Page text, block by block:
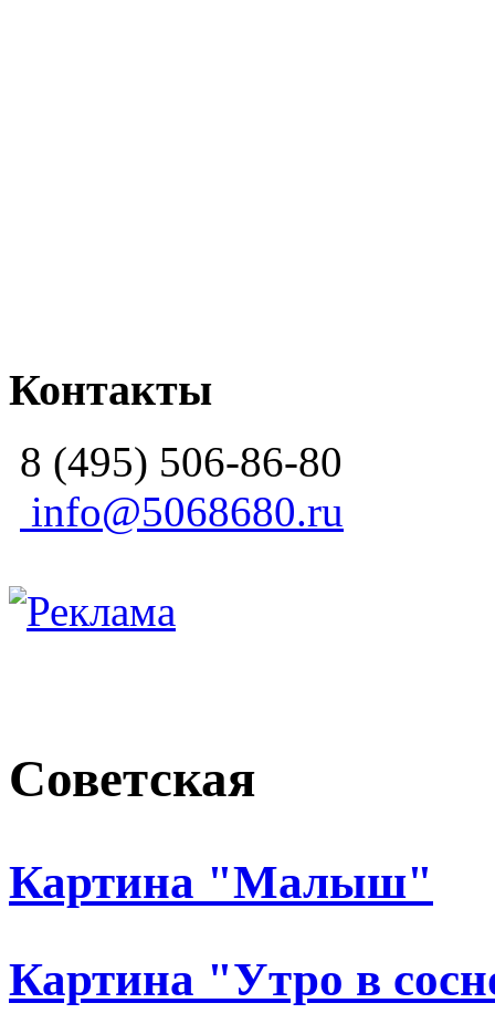
Контакты
8 (495) 506-86-80
info@5068680.ru
Советская
Картина "Малыш"
Картина "Утро в